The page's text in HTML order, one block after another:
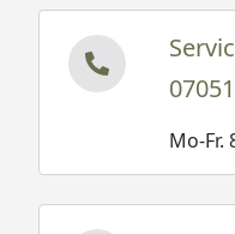
Mo-Fr.